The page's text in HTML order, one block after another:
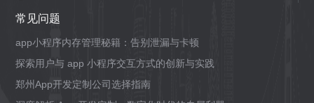
常见问题
app小程序内存管理秘籍：告别泄漏与卡顿
探索用户与 app 小程序交互方式的创新与实践
郑州App开发定制公司选择指南